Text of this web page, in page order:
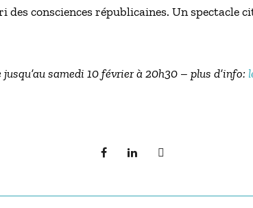
des consciences républicaines. Un spectacle
samedi 10 février à 20h30 – plus d’info: